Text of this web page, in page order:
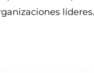
líderes.